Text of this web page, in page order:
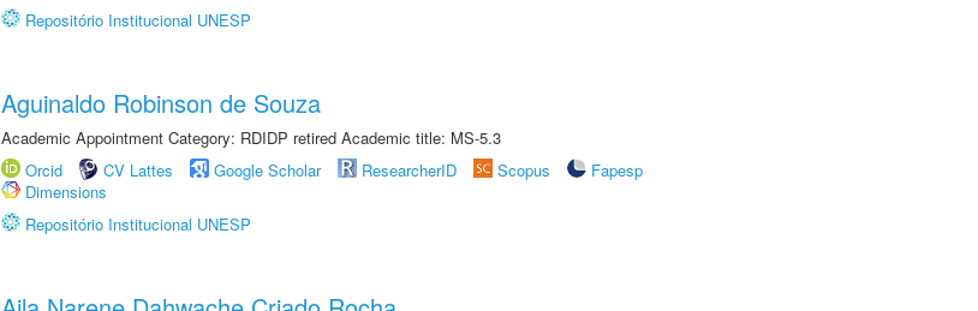
Repositório Institucional UNESP
Aguinaldo Robinson de Souza
Academic Appointment Category: RDIDP retired Academic title: MS-5.3
Orcid
CV Lattes Google Scholar ResearcherID Scopus
Fapesp
Dimensions
Repositório Institucional UNESP